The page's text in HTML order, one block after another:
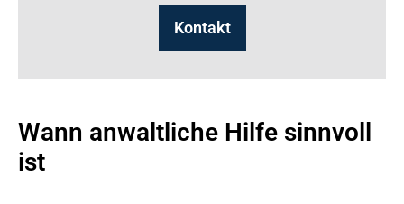
Kontakt
Wann anwaltliche Hilfe sinnvoll
ist